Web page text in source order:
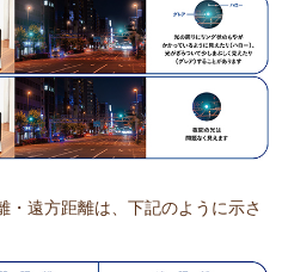
・遠方距離は、下記のように示さ